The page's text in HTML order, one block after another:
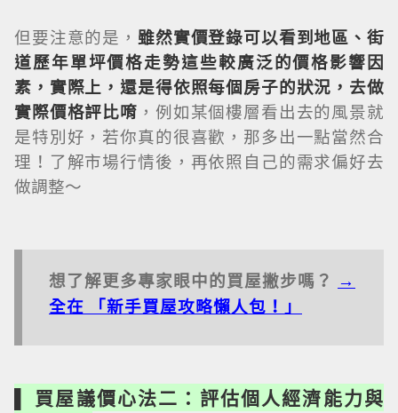
但要注意的是， 雖然實價登錄可以看到地區、街
道歷年單坪價格走勢這些較廣泛的價格影響因
素，實際上，還是得依照每個房子的狀況，去做
實際價格評比唷 ，例如某個樓層看出去的風景就
是特別好，若你真的很喜歡，那多出一點當然合
理！了解市場行情後，再依照自己的需求偏好去
做調整～
想了解更多專家眼中的買屋撇步嗎？ →
全在 「新手買屋攻略懶人包！」
▌ 買屋議價心法二：評估個人經濟能力與